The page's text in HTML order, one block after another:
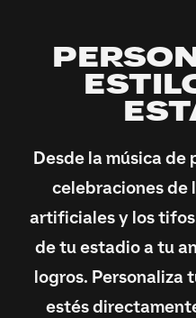
Desde la música
celebraciones de
artificiales y los
de tu estadio a tu
logros. Personaliza
estés